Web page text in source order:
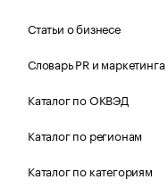
Статьи о бизнесе
Словарь PR и маркетинга
Каталог по ОКВЭД
Каталог по регионам
Каталог по категориям